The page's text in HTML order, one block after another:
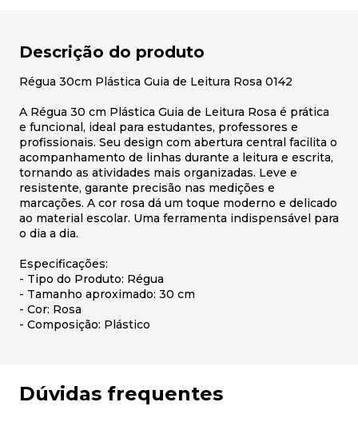
Descrição do produto
Régua 30cm Plástica Guia de Leitura Rosa 0142
A Régua 30 cm Plástica Guia de Leitura Rosa é prática
e funcional, ideal para estudantes, professores e
profissionais. Seu design com abertura central facilita o
acompanhamento de linhas durante a leitura e escrita,
tornando as atividades mais organizadas. Leve e
resistente, garante precisão nas medições e
marcações. A cor rosa dá um toque moderno e delicado
ao material escolar. Uma ferramenta indispensável para
o dia a dia.
Especificações:
- Tipo do Produto: Régua
- Tamanho aproximado: 30 cm
- Cor: Rosa
- Composição: Plástico
Dúvidas frequentes